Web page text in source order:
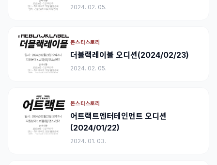
2024. 02. 05.
본스타스토리
더블랙레이블 오디션(2024/02/23)
2024. 02. 05.
본스타스토리
어트랙트엔터테인먼트 오디션
(2024/01/22)
2024. 01. 03.